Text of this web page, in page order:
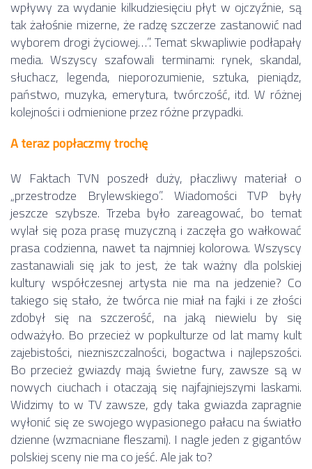
wpływy za wydanie kilkudziesięciu płyt w ojczyźnie, są
tak żałośnie mizerne, że radzę szczerze zastanowić nad
wyborem drogi życiowej…”. Temat skwapliwie podłapały
media. Wszyscy szafowali terminami: rynek, skandal,
słuchacz, legenda, nieporozumienie, sztuka, pieniądz,
państwo, muzyka, emerytura, twórczość, itd. W różnej
kolejności i odmienione przez różne przypadki.
A teraz popłaczmy trochę
W Faktach TVN poszedł duży, płaczliwy materiał o
„przestrodze Brylewskiego”. Wiadomości TVP były
jeszcze szybsze. Trzeba było zareagować, bo temat
wylał się poza prasę muzyczną i zaczęła go wałkować
prasa codzienna, nawet ta najmniej kolorowa. Wszyscy
zastanawiali się jak to jest, że tak ważny dla polskiej
kultury współczesnej artysta nie ma na jedzenie? Co
takiego się stało, że twórca nie miał na fajki i ze złości
zdobył się na szczerość, na jaką niewielu by się
odważyło. Bo przecież w popkulturze od lat mamy kult
zajebistości, niezniszczalności, bogactwa i najlepszości.
Bo przecież gwiazdy mają świetne fury, zawsze są w
nowych ciuchach i otaczają się najfajniejszymi laskami.
Widzimy to w TV zawsze, gdy taka gwiazda zapragnie
wyłonić się ze swojego wypasionego pałacu na światło
dzienne (wzmacniane fleszami). I nagle jeden z gigantów
polskiej sceny nie ma co jeść. Ale jak to?